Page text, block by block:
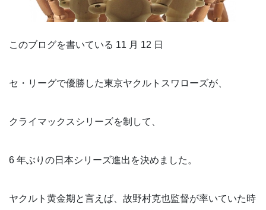
このブログを書いている 11 月 12 日
セ・リーグで優勝した東京ヤクルトスワローズが、
クライマックスシリーズを制して、
6 年ぶりの日本シリーズ進出を決めました。
ヤクルト黄金期と言えば、故野村克也監督が率いていた時